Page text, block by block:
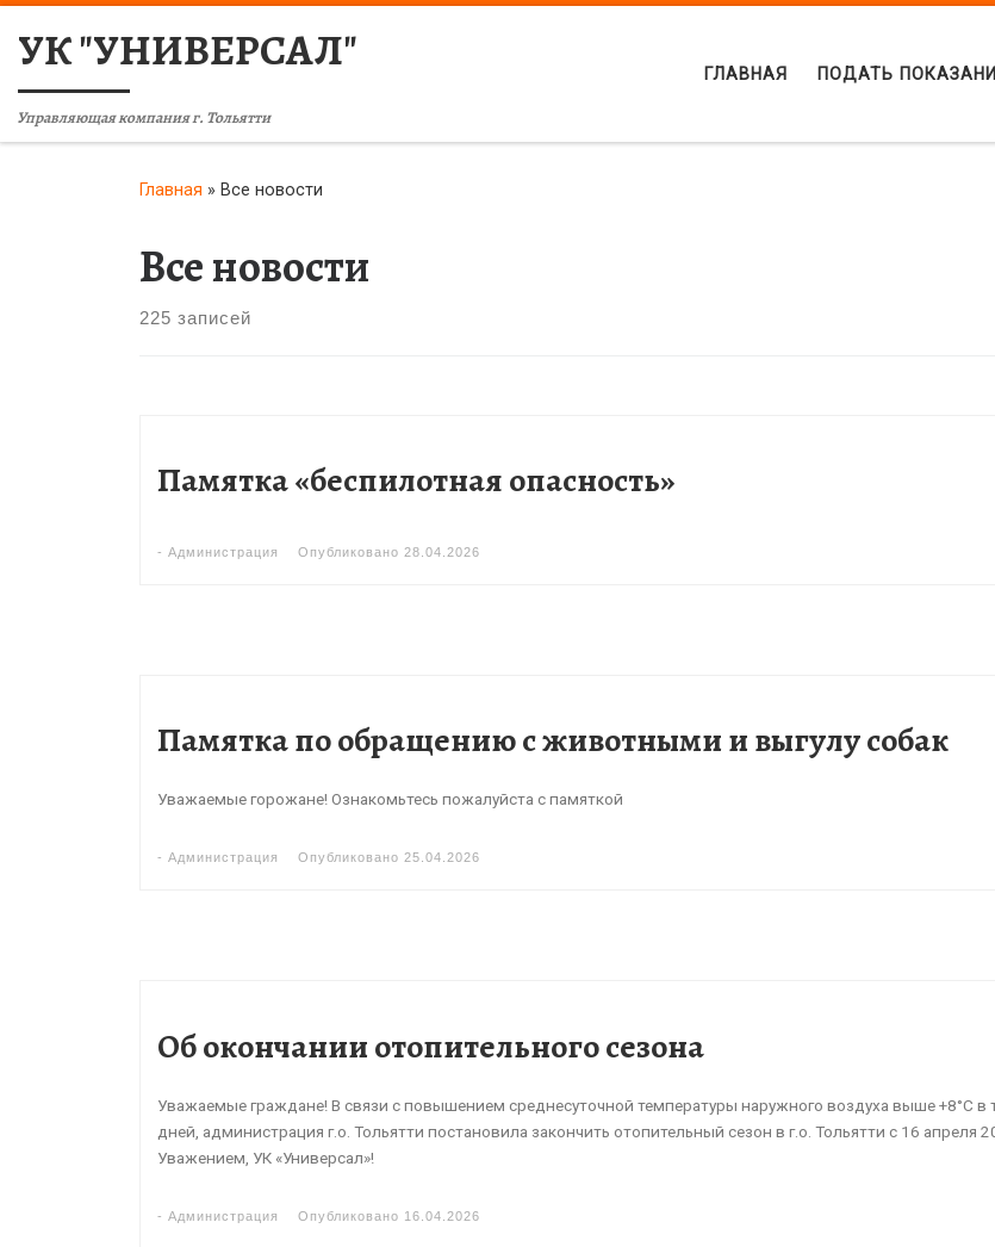
УК "УНИВЕРСАЛ"
Управляющая компания г. Тольятти
ГЛАВНАЯ ПОДАТЬ
Главная » Все новости
Все новости
225 записей
Памятка «беспилотная опасность»
- Администрация Опубликовано 28.04.2026
Памятка по обращению с животными и выгулу собак
Уважаемые горожане! Ознакомьтесь пожалуйста с памяткой
- Администрация Опубликовано 25.04.2026
Об окончании отопительного сезона
Уважаемые граждане! В связи с повышением среднесуточной температуры наружного воздуха выше +8°С в
дней, администрация г.о. Тольятти постановила закончить отопительный сезон в г.о. Тольятти с 16 апреля
Уважением, УК «Универсал»!
- Администрация Опубликовано 16.04.2026